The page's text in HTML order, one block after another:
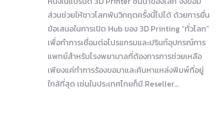
ส่วนช่วยให้ชาวโลกพ้นวิกฤตครั้งนี้ไปได้ ด้วยการยื่น
ข้อเสนอในการเปิด Hub ของ 3D Printing “ทั่วโลก”
เพื่อทำการเชื่อมต่อโปรแกรมและปรินท์อุปกรณ์การ
แพทย์สำหรับโรงพยาบาลที่ต้องการการช่วยเหลือ
เพียงแค่ทำการร้องขอมาและค้นหาแหล่งพิมพ์ที่อยู่
ใกล้ที่สุด เช่นในประเทศไทยก็มี Reseller…